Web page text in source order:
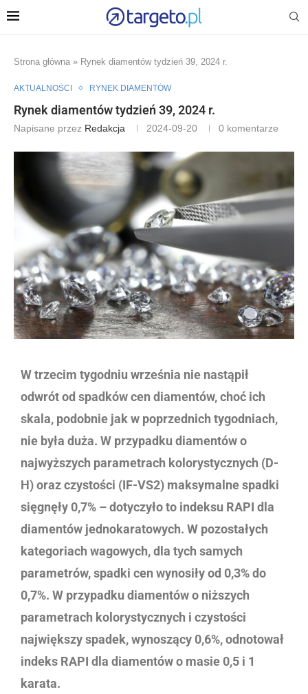
Strona główna » Rynek diamentów tydzień 39, 2024 r.
AKTUALNOŚCI RYNEK DIAMENTÓW
Rynek diamentów tydzień 39, 2024 r.
Napisane przez Redakcja 2024-09-20 0 komentarze
W trzecim tygodniu września nie nastąpił
odwrót od spadków cen diamentów, choć ich
skala, podobnie jak w poprzednich tygodniach,
nie była duża. W przypadku diamentów o
najwyższych parametrach kolorystycznych (D-
H) oraz czystości (IF-VS2) maksymalne spadki
sięgnęły 0,7% – dotyczyło to indeksu RAPI dla
diamentów jednokaratowych. W pozostałych
kategoriach wagowych, dla tych samych
parametrów, spadki cen wynosiły od 0,3% do
0,7%. W przypadku diamentów o niższych
parametrach kolorystycznych i czystości
największy spadek, wynoszący 0,6%, odnotował
indeks RAPI dla diamentów o masie 0,5 i 1
karata.